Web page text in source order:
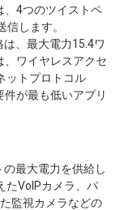
、4つのツイストペ
します。
は、最大電力15.4ワ
、ワイヤレスアクセ
ットプロトコル
が最も低いアプリ
の最大電力を供給し
たVoIPカメラ、パ
監視カメラなどの